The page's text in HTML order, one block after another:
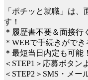
「ポチッと就職」は
す！
＊履歴書不要＆面接行
＊WEBで手続きがで
＊最短当日内定も可能！
＜STEP1＞応募ボタン
＜STEP2＞SMS・メ